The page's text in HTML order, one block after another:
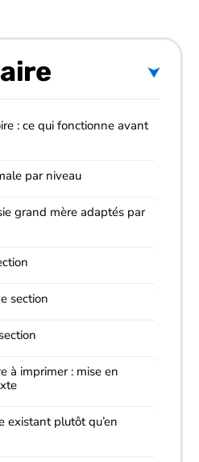
: ce qui fonctionne avant
par niveau
grand mère adaptés par
section
à imprimer : mise en
existant plutôt qu’en